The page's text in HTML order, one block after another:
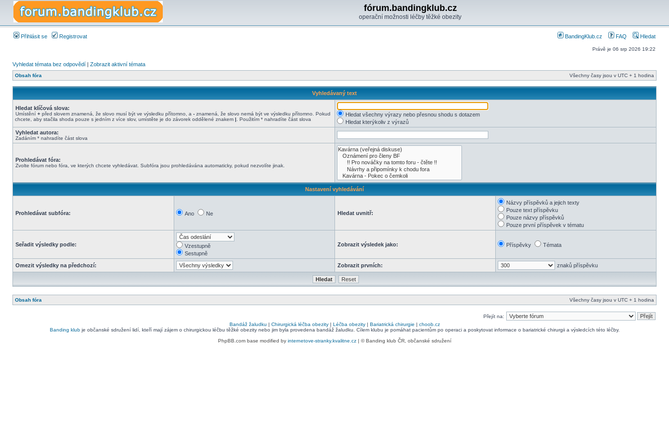
fórum.bandingklub.cz
operační možnosti léčby těžké obezity
Přihlásit se Registrovat BandingKlub.cz FAQ Hledat
Právě je 06 srp 2026 19:22
Vyhledat témata bez odpovědí | Zobrazit aktivní témata
Obsah fóra Všechny časy jsou v UTC + 1 hodina
Vyhledávaný text
Hledat klíčová slova:
Umístění + před slovem znamená, že slovo musí být ve výsledku přítomno, a - znamená, že slovo nemá být ve výsledku přítomno. Pokud
chcete, aby stačila shoda pouze s jedním z více slov, umístěte je do závorek oddělené znakem | . Použitím * nahradíte část slova
Hledat všechny výrazy nebo přesnou shodu s dotazem
Hledat kterýkoliv z výrazů
Vyhledat autora:
Zadáním * nahradíte část slova
Prohledávat fóra:
Zvolte fórum nebo fóra, ve kterých chcete vyhledávat. Subfóra jsou prohledávána automaticky, pokud nezvolíte jinak.
Nastavení vyhledávání
Prohledávat subfóra: Ano Ne Hledat uvnitř:
Názvy příspěvků a jejich texty
Pouze text příspěvku
Pouze názvy příspěvků
Pouze první příspěvek v tématu
Seřadit výsledky podle:
Vzestupně
Sestupně
Zobrazit výsledek jako: Příspěvky Témata
Omezit výsledky na předchozí: Zobrazit prvních: znaků příspěvku
Obsah fóra Všechny časy jsou v UTC + 1 hodina
Přejít na:
Bandáž žaludku | Chirurgická léčba obezity| Léčba obezity| Bariatrická chirurgie | choob.cz
Banding klubje občanské sdružení lidí, kteří mají zájem o chirurgickou léčbu těžké obezity nebo jim byla provedena bandáž žaludku. Cílem klubu je pomáhat pacientům po operaci a poskytovat informace o bariatrické chirurgii a výsledcích této léčby.
PhpBB.com base modified by internetove-stranky.kvalitne.cz| © Banding klub ČR, občanské sdružení